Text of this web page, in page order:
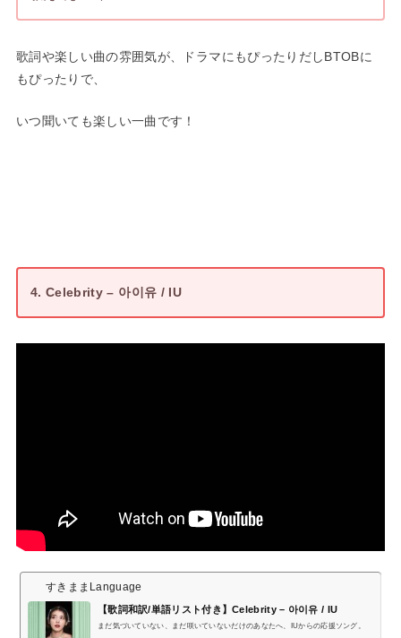
歌詞や楽しい曲の雰囲気が、ドラマにもぴったりだしBTOBに
もぴったりで、
いつ聞いても楽しい一曲です！
4. Celebrity – 아이유 / IU
すきままLanguage
【歌詞和訳/単語リスト付き】Celebrity – 아이유 / IU
まだ気づいていない、まだ咲いていないだけのあなたへ、IUからの応援ソング。